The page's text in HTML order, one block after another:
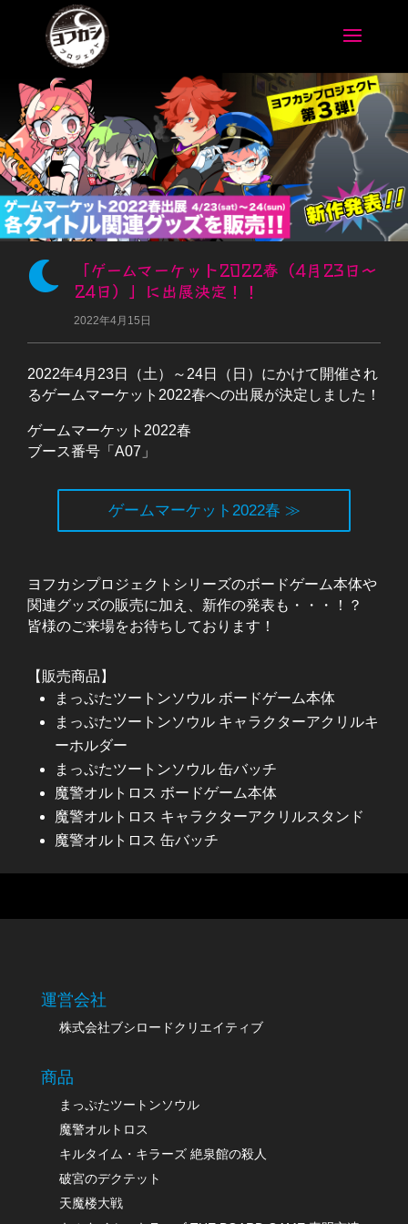

「ゲームマーケット2022春（4月23日～
24日）」に出展決定！！
2022年4月15日
2022年4月 23日（土）～ 24日（日）にかけて開催され
るゲームマーケット 2022春への出展が決定しました！
ゲームマーケット 2022春
ブース番号「 A07 」
ゲームマーケット2022春 ≫
ヨフカシプロジェクトシリーズのボードゲーム本体や
関連グッズの販売に加え、新作の発表も・・・！？
皆様のご来場をお待ちしております！
【販売商品】
まっぷたツートンソウル ボードゲーム本体
まっぷたツートンソウル キャラクターアクリルキ
ーホルダー
まっぷたツートンソウル 缶バッチ
魔警オルトロス ボードゲーム本体
魔警オルトロス キャラクターアクリルスタンド
魔警オルトロス 缶バッチ
運営会社
株式会社ブシロードクリエイティブ
商品
まっぷたツートンソウル
魔警オルトロス
キルタイム・キラーズ 絶泉館の殺人
破宮のデクテット
天魔楼大戦